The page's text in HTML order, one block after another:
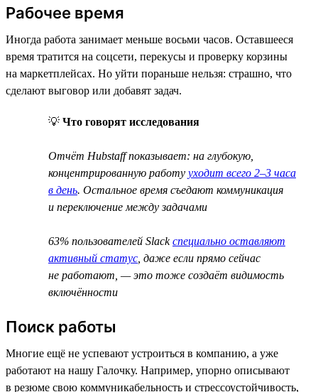
Рабочее время
Иногда работа занимает меньше восьми часов. Оставшееся
время тратится на соцсети, перекусы и проверку корзины
на маркетплейсах. Но уйти пораньше нельзя: страшно, что
сделают выговор или добавят задач.
💡 Что говорят исследования
Отчёт Hubstaff показывает: на глубокую,
концентрированную работу уходит всего 2–3 часа
в день. Остальное время съедают коммуникация
и переключение между задачами
63% пользователей Slackспециально оставляют
активный статус , даже если прямо сейчас
не работают, — это тоже создаёт видимость
включённости
Поиск работы
Многие ещё не успевают устроиться в компанию, а уже
работают на нашу Галочку. Например, упорно описывают
в резюме свою коммуникабельность и стрессоустойчивость,